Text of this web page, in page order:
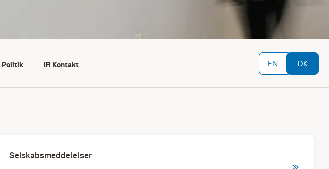
Politik IR Kontakt EN DK
Selskabsmeddelelser